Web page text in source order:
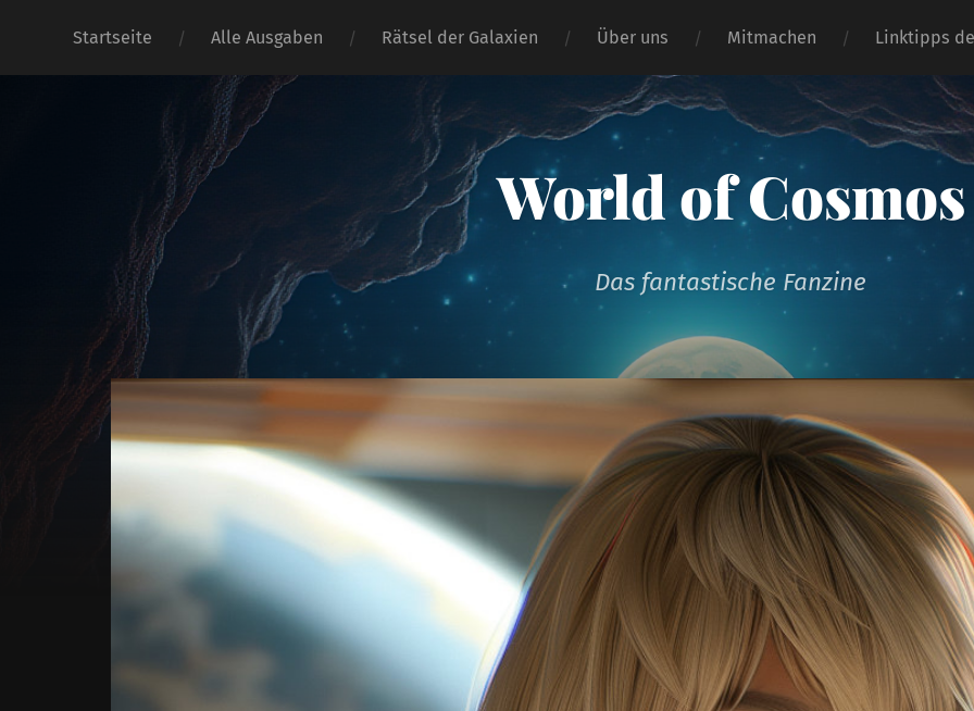
Startseite Alle Ausgaben Rätsel der Galaxien Über uns Mitmachen Linktipps
World of Cosmos
Das fantastische Fanzine